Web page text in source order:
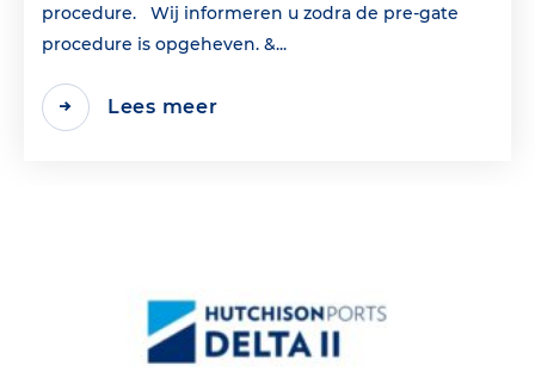
procedure. Wij informeren u zodra de pre-gate
procedure is opgeheven. &...
Lees meer